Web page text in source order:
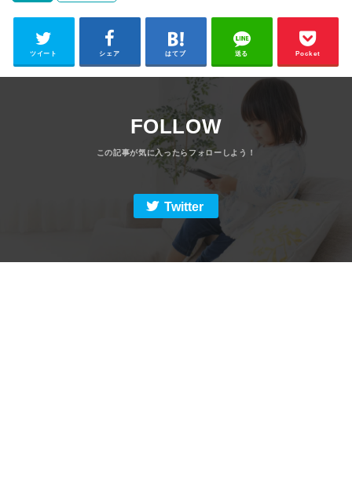
ツイート シェア はてブ 送る Pocket
FOLLOW
Twitter